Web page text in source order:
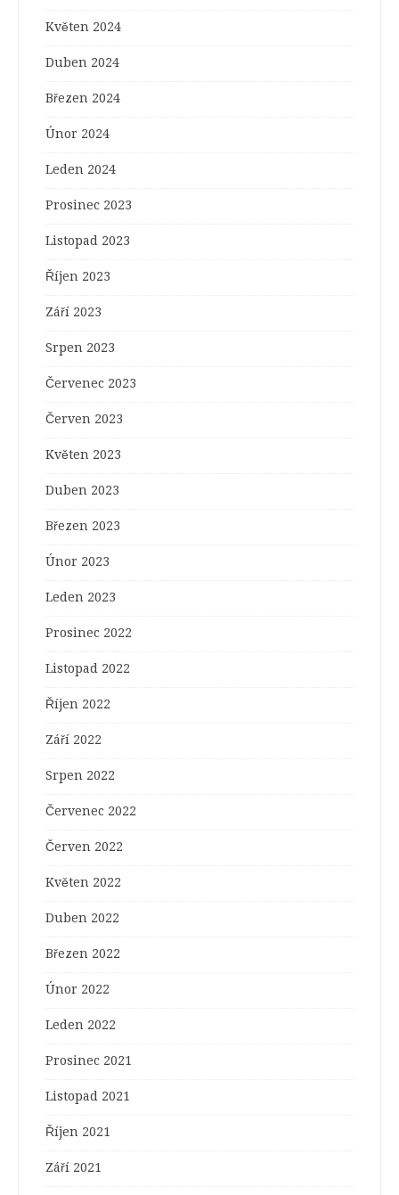
Květen 2024
Duben 2024
Březen 2024
Únor 2024
Leden 2024
Prosinec 2023
Listopad 2023
Říjen 2023
Září 2023
Srpen 2023
Červenec 2023
Červen 2023
Květen 2023
Duben 2023
Březen 2023
Únor 2023
Leden 2023
Prosinec 2022
Listopad 2022
Říjen 2022
Září 2022
Srpen 2022
Červenec 2022
Červen 2022
Květen 2022
Duben 2022
Březen 2022
Únor 2022
Leden 2022
Prosinec 2021
Listopad 2021
Říjen 2021
Září 2021